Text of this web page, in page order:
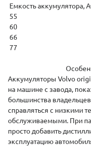
Емкость аккумулятора,
55
60
66
77
Аккумуляторы Volvo
на машине с завода,
большинства
справляться с низкими
обслуживаемыми. При
просто добавить
эксплуатацию